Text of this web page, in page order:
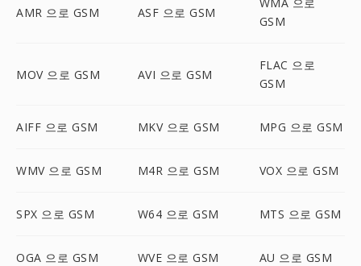
AMR 으로 GSM ASF 으로 GSM
GSM
MOV 으로 GSM AVI 으로 GSM
FLAC 으로
GSM
AIFF 으로 GSM MKV 으로 GSM MPG 으로 GSM
WMV 으로 GSM M4R 으로 GSM VOX 으로 GSM
SPX 으로 GSM W64 으로 GSM MTS 으로 GSM
OGA 으로 GSM WVE 으로 GSM AU 으로 GSM